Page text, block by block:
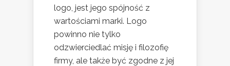
logo, jest jego spójność z
wartościami marki. Logo
powinno nie tylko
odzwierciedlać misję i filozofię
firmy, ale także być zgodne z jej